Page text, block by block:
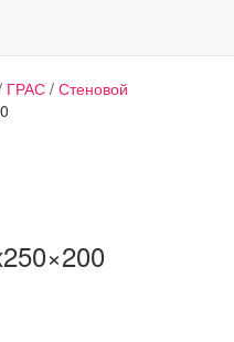
ГРАС / Стеновой